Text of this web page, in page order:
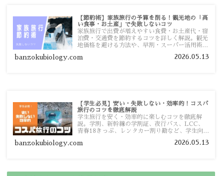
【節約術】家族旅行の予算を削る！観光地の「高
い食事・お土産」で失敗しないコツ
家族旅行で出費が増えやすい食費・お土産代・宿
泊費・交通費を節約するコツを詳しく解説。観光
地価格を避ける方法や、早割・スーパー活用術、
banzokubiology.com 2026.05.13
【学生必見】安い・失敗しない・効率的！コスパ
旅行のコツを徹底解説
学生旅行を安く・効率的に楽しむコツを徹底解
説。学割、新幹線の学割証、夜行バス、LCC、
青春18きっぷ、レンタカー割り勘など、学生向け
banzokubiology.com 2026.05.13